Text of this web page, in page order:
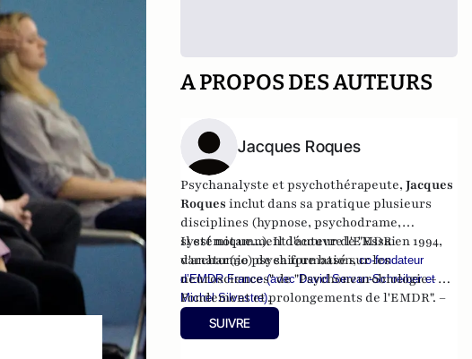
A PROPOS DES AUTEURS
Jacques Roques
Psychanalyste et psychothérapeute,Jacques
Roques inclut dans sa pratique plusieurs
disciplines (hypnose, psychodrame,
systémique...). Il découvre l'EMDR en 1994,
varchar(50) de sa formation,co-fondateur
d’EMDR France (avec David Servan-Schreiber et
Michel Silvestre).
Il est notamment l'auteur de "Essai
d'anatomie psychique basé sur les
neurosciences" de "Psychoneurobiologie -
Fondement et prolongements de l'EMDR". –
BoD – 2015 ;
"EMDR : Une révolution
thérapeutique", 2016, Edition Desclée de
SUIVRE